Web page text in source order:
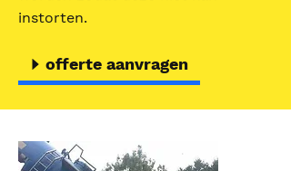
instorten.
offerte aanvragen